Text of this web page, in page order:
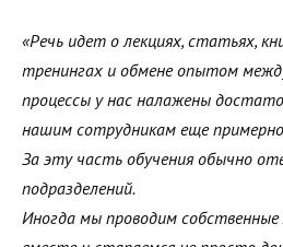
«Речь идет о лекциях, статьях,
тренингах и обмене опытом
процессы у нас налажены
нашим сотрудникам еще
За эту часть обучения обычно
подразделений.
Иногда мы проводим собственные